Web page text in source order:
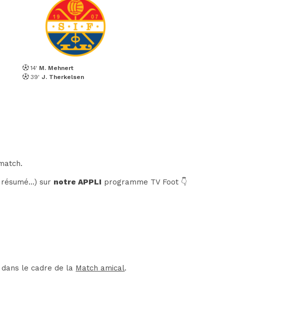
14' M. Mehnert
39'J. Therkelsen
sur notre APPLI programme TV Foot 👇
le cadre de la Match amical.